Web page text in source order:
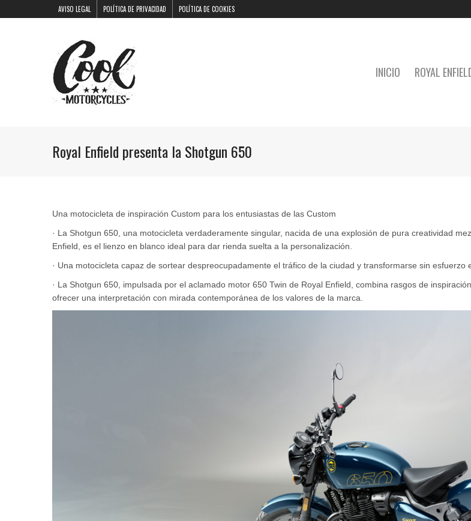
AVISO LEGAL POLÍTICA DE PRIVACIDAD POLÍTICA DE COOKIES
INICIO ROYAL
Royal Enfield presenta la Shotgun 650
Una motocicleta de inspiración Custom para los entusiastas de las Custom
· La Shotgun 650, una motocicleta verdaderamente singular, nacida de una explosión de pura creatividad
Enfield, es el lienzo en blanco ideal para dar rienda suelta a la personalización.
· Una motocicleta capaz de sortear despreocupadamente el tráfico de la ciudad y transformarse sin esfuerzo
· La Shotgun 650, impulsada por el aclamado motor 650 Twin de Royal Enfield, combina rasgos de
ofrecer una interpretación con mirada contemporánea de los valores de la marca.